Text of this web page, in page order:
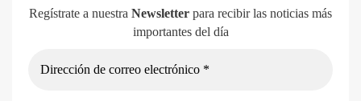
Regístrate a nuestra Newsletter para recibir las noticias más
importantes del día